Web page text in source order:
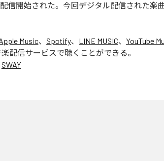
配信開始された。今回デジタル配信された楽曲
Music、 Spotify、 LINE MUSIC、 YouTube
配信サービスで聴くことができる。
SWAY